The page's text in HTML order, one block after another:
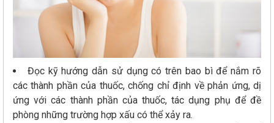
Đọc kỹ hướng dẫn sử dụng có trên bao bì để nắm rõ
các thành phần của thuốc, chống chỉ định về phản ứng, dị
ứng với các thành phần của thuốc, tác dụng phụ để đề
phòng những trường hợp xấu có thể xảy ra.